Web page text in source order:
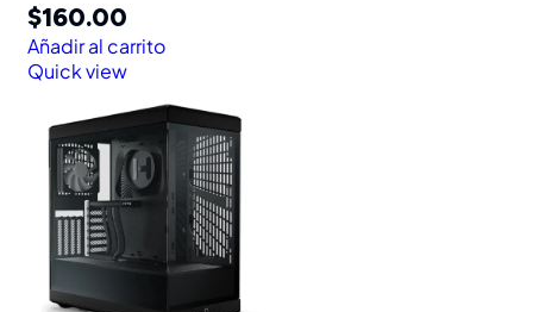
$160.00
Añadir al carrito
Quick view